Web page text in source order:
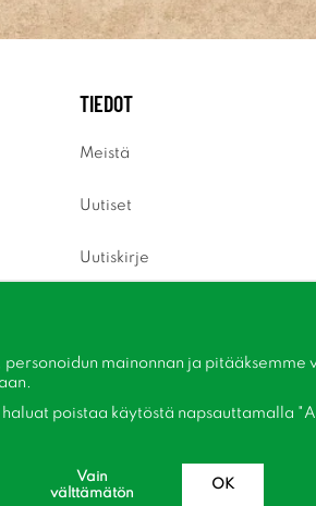
TIEDOT
Meistä
Uutiset
Uutiskirje
Inspiraatiota
mainonnan ja
poistaa käytöstä napsauttamalla
Vain
välttämätön
OK